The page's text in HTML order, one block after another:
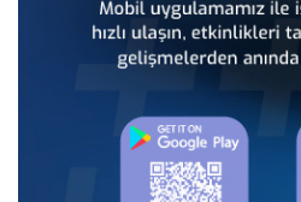
Türkiye - Mısır İş Konseyi
TOPLANTI
İSTANBUL BAŞKONSOLOSU İLE
Türkiye - Mısır İş Konseyi